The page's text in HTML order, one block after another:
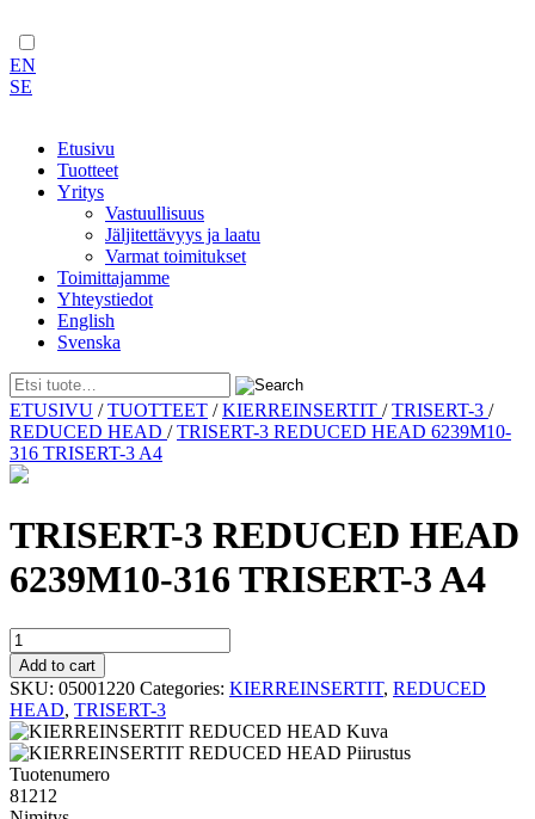
EN
SE
Etusivu
Tuotteet
Yritys
Vastuullisuus
Jäljitettävyys ja laatu
Varmat toimitukset
Toimittajamme
Yhteystiedot
English
Svenska
Skip
to
content
ETUSIVU /TUOTTEET /KIERREINSERTIT /TRISERT-3 /
REDUCED HEAD /TRISERT-3 REDUCED HEAD 6239M10-
316 TRISERT-3 A4
TRISERT-3 REDUCED HEAD
6239M10-316 TRISERT-3 A4
TRISERT-
3
REDUCED
HEAD
6239M10-
316
TRISERT-
3
A4
Add to cart
SKU: 05001220 Categories: KIERREINSERTIT, REDUCED
HEAD, TRISERT-3
Tuotenumero
81212